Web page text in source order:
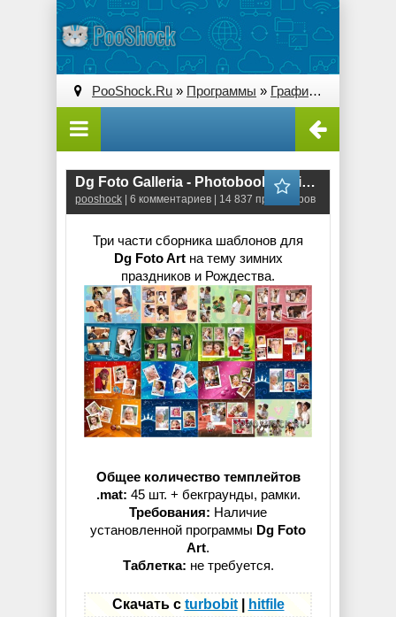
PooShock.Ru » Программы » Графические редакторы (2D)
Dg Foto Galleria - Photobook Christmas 1,2,3
pooshock | 6 комментариев | 14 837 просмотров
Три части сборника шаблонов для
Dg Foto Artна тему зимних
праздников и Рождества.
Общее количество темплейтов
.mat: 45 шт. + бекграунды, рамки.
Требования: Наличие
установленной программы Dg Foto
Art.
Таблетка: не требуется.
Скачать с turbobit| hitfile